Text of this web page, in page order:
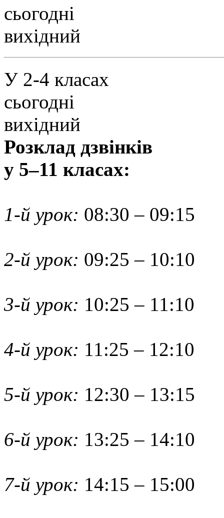
сьогодні
вихідний
У 2-4 класах
сьогодні
вихідний
Розклад дзвінків
у 5–11 класах:
1-й урок: 08:30 – 09:15
2-й урок: 09:25 – 10:10
3-й урок: 10:25 – 11:10
4-й урок: 11:25 – 12:10
5-й урок: 12:30 – 13:15
6-й урок: 13:25 – 14:10
7-й урок: 14:15 – 15:00